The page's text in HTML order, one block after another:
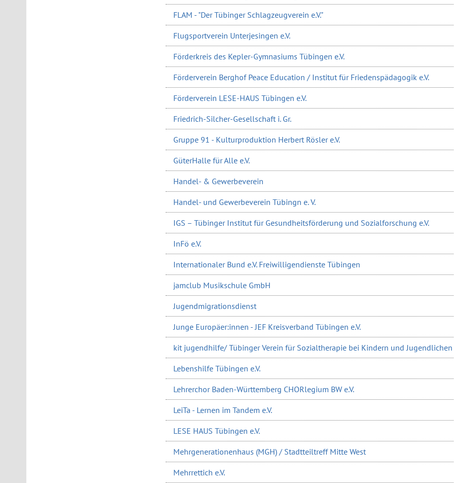
FLAM - "Der Tübinger Schlagzeugverein e.V."
Flugsportverein Unterjesingen e.V.
Förderkreis des Kepler-Gymnasiums Tübingen e.V.
Förderverein Berghof Peace Education / Institut für Friedenspädagogik e.V.
Förderverein LESE-HAUS Tübingen e.V.
Friedrich-Silcher-Gesellschaft i. Gr.
Gruppe 91 - Kulturproduktion Herbert Rösler e.V.
GüterHalle für Alle e.V.
Handel- & Gewerbeverein
Handel- und Gewerbeverein Tübingn e. V.
IGS – Tübinger Institut für Gesundheitsförderung und Sozialforschung e.V.
InFö e.V.
Internationaler Bund e.V. Freiwilligendienste Tübingen
jamclub Musikschule GmbH
Jugendmigrationsdienst
Junge Europäer:innen - JEF Kreisverband Tübingen e.V.
kit jugendhilfe/ Tübinger Verein für Sozialtherapie bei Kindern und Jugendlichen
Lebenshilfe Tübingen e.V.
Lehrerchor Baden-Württemberg CHORlegium BW e.V.
LeiTa - Lernen im Tandem e.V.
LESE HAUS Tübingen e.V.
Mehrgenerationenhaus (MGH) / Stadtteiltreff Mitte West
Mehrrettich e.V.